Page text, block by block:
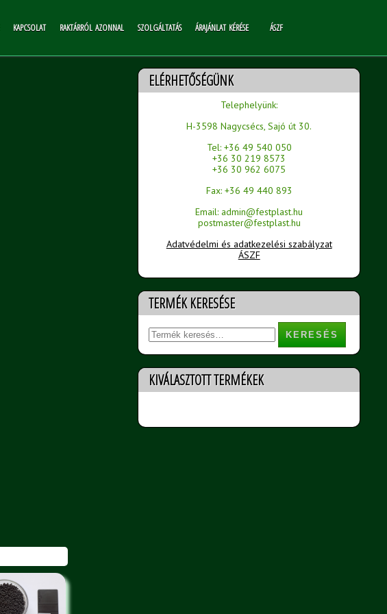
KAPCSOLAT RAKTÁRRÓL AZONNAL SZOLGÁLTATÁS ÁRAJÁNLAT KÉRÉSE ÁSZF
ELÉRHETŐSÉGÜNK
Telephelyünk:
H-3598 Nagycsécs, Sajó út 30.
Tel: +36 49 540 050
+36 30 219 8573
+36 30 962 6075
Fax: +36 49 440 893
Email: admin@festplast.hu
postmaster@festplast.hu
Adatvédelmi és adatkezelési szabályzat
ÁSZF
TERMÉK KERESÉSE
Keresés
KIVÁLASZTOTT TERMÉKEK